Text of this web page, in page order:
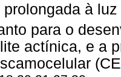
à
para o
actínica, e a